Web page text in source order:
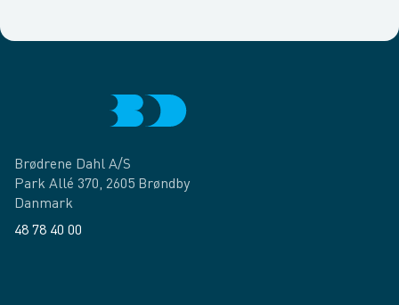
Brødrene Dahl A/S
Park Allé 370, 2605 Brøndby
Danmark
48 78 40 00